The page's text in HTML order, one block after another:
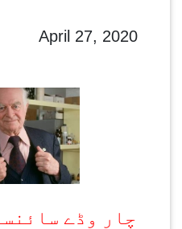
April 27, 2020
چار وڈے